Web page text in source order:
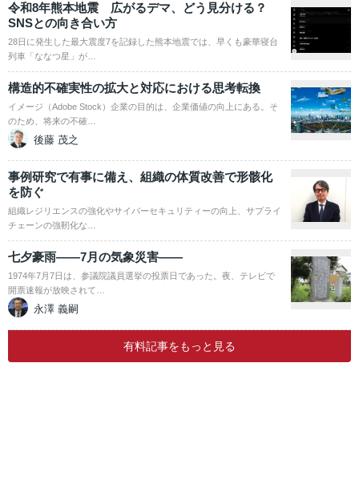
令和8年熊本地震 広がるデマ、どう見分ける？
SNSとの向き合い方
28日に発生した最大震度7を記録した熊本地震では、早くも豪華寝台
列車「ななつ星」が…
構造的不確実性の拡大と対応における思考転換
イメージ（Adobe Stock）企業の目的は、企業価値の向上にある。そ
のため、将来の不確…
後藤 茂之
事例研究で有事に備え、組織の体質改善で形骸化
を防ぐ
組織レジリエンスの強化やサイバーセキュリティーの向上、サプライ
チェーンの強靭化な…
七夕豪雨――7月の気象災害――
1974年7月7日は、参議院議員選挙の投票日であった。夜、テレビで
開票速報が放映されて…
永澤 義嗣
有料記事をもっと見る